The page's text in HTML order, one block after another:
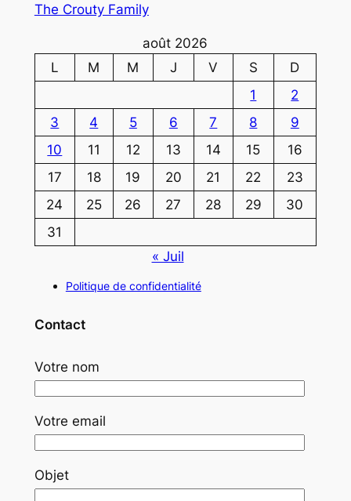
The Crouty Family
août 2026
L
M M J V S
D
1
2
3
4 5 6 7 8
9
10
11 12 13 14 15
16
17
18 19 20 21 22
23
24
25 26 27 28 29
30
31
« Juil
Politique de confidentialité
Contact
Votre nom
Votre email
Objet